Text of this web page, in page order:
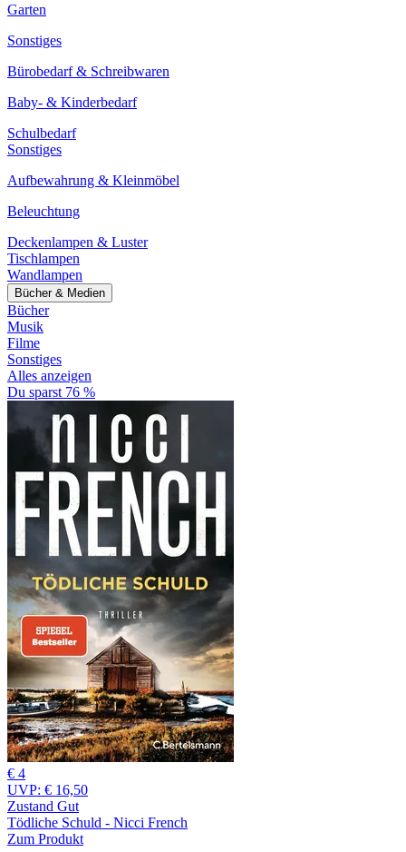
Garten
Sonstiges
Bürobedarf & Schreibwaren
Baby- & Kinderbedarf
Schulbedarf
Sonstiges
Aufbewahrung & Kleinmöbel
Beleuchtung
Deckenlampen & Luster
Tischlampen
Wandlampen
Bücher & Medien
Bücher
Musik
Filme
Sonstiges
Alles anzeigen
Du sparst 76 %
€ 4
UVP: € 16,50
Zustand Gut
Tödliche Schuld - Nicci French
Zum Produkt